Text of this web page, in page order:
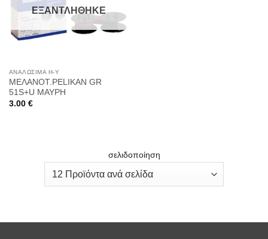
Wishlist
ΕΞΑΝΤΛΉΘΗΚΕ
ΑΝΑΛΏΣΙΜΑ Η-Υ
ΜΕΛΑΝΟΤ.PELIKAN GR
51S+U ΜΑΥΡΗ
3.00 €
σελιδοποίηση